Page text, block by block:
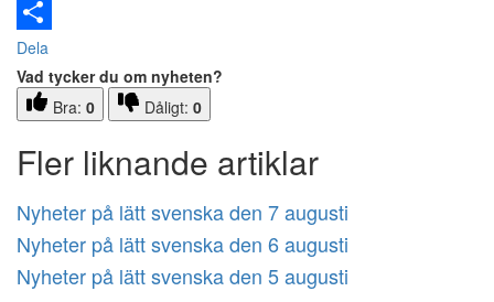
Email
Dela
Vad tycker du om nyheten?
Bra: 0 Dåligt: 0
Fler liknande artiklar
Nyheter på lätt svenska den 7 augusti
Nyheter på lätt svenska den 6 augusti
Nyheter på lätt svenska den 5 augusti